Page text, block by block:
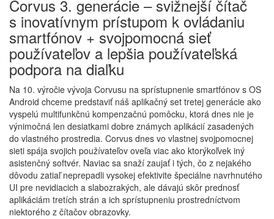
Corvus 3. generácie – svižnejší čítač
s inovatívnym prístupom k ovládaniu
smartfónov + svojpomocná sieť
používateľov a lepšia používateľská
podpora na diaľku
Na 10. výročie vývoja Corvusu na sprístupnenie smartfónov s OS
Android chceme predstaviť náš aplikačný set tretej generácie ako
vyspelú multifunkčnú kompenzačnú pomôcku, ktorá dnes nie je
výnimočná len desiatkami dobre známych aplikácií zasadených
do vlastného prostredia. Corvus dnes vo vlastnej svojpomocnej
sieti spája svojich používateľov oveľa viac ako ktorýkoľvek iný
asistenčný softvér. Naviac sa snaží zaujať i tých, čo z nejakého
dôvodu zatiaľ neprepadli vysokej efektivite špeciálne navrhnutého
UI pre nevidiacich a slabozrakých, ale dávajú skôr prednosť
aplikáciám tretích strán a ich sprístupneniu prostredníctvom
niektorého z čítačov obrazovky.